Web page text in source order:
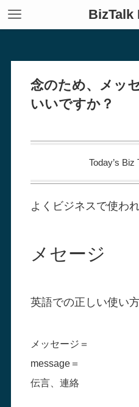
BizTalk
念のため、メッ
いいですか？
Today’s Biz
よくビジネスで使わ
メセージ
英語での正しい使い
メッセージ＝
message＝
伝言、連絡